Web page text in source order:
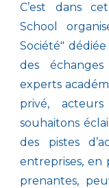
C’est dans
School
Société"
des
experts
privé,
souhaitons
des pistes
entreprises, en
prenantes,